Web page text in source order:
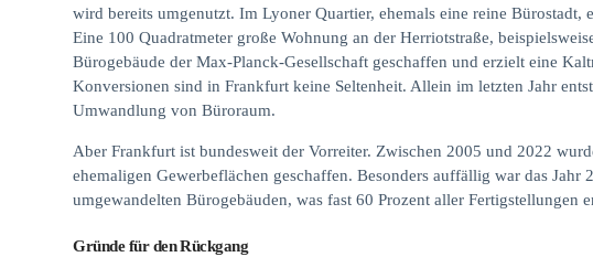
wird bereits umgenutzt. Im Lyoner Quartier, ehemals eine reine Bürostadt,
Eine 100 Quadratmeter große Wohnung an der Herriotstraße,
Bürogebäude der Max-Planck-Gesellschaft geschaffen und erzielt eine
Konversionen sind in Frankfurt keine Seltenheit. Allein im letzten Jahr
Umwandlung von Büroraum.
Aber Frankfurt ist bundesweit der Vorreiter. Zwischen 2005 und 2022
ehemaligen Gewerbeflächen geschaffen. Besonders auffällig war das Jahr
umgewandelten Bürogebäuden, was fast 60 Prozent aller Fertigstellungen
Gründe für den Rückgang